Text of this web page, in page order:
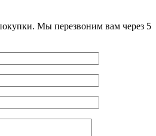
Мы перезвоним вам через 5